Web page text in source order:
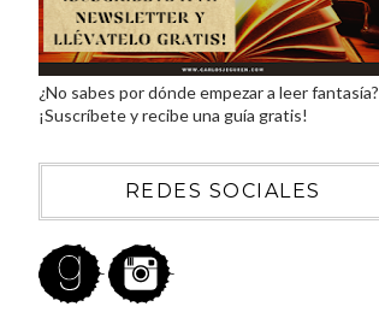
¿No sabes por dónde empezar a leer fantasía?
¡Suscríbete y recibe una guía gratis!
REDES SOCIALES